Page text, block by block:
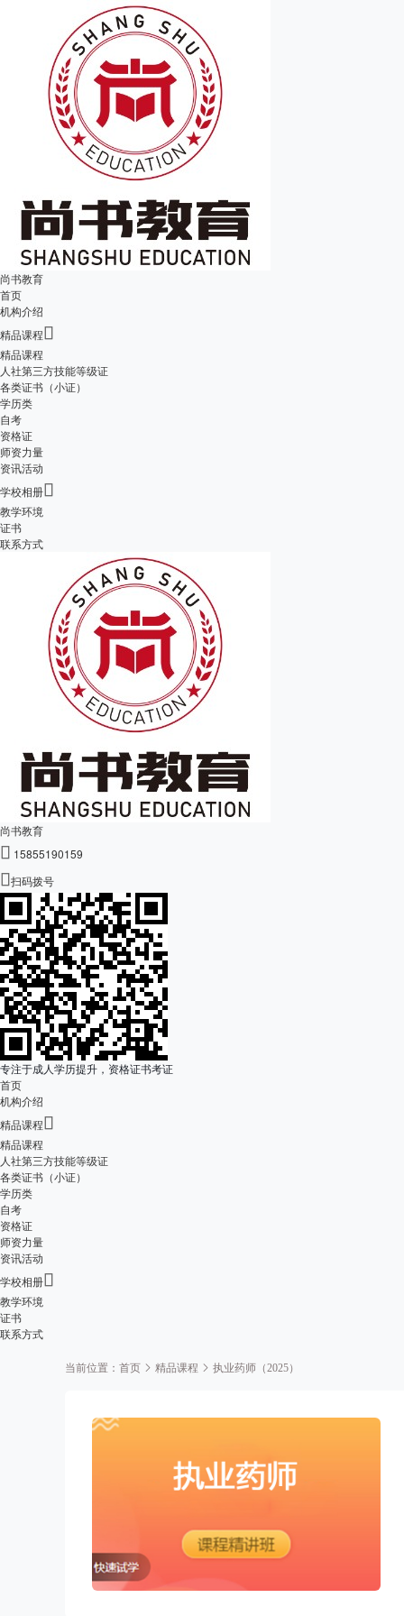
尚书教育
首页
机构介绍
精品课程
精品课程
人社第三方技能等级证
各类证书（小证）
学历类
自考
资格证
师资力量
资讯活动
学校相册
教学环境
证书
联系方式
尚书教育
 15855190159
扫码拨号
专注于成人学历提升，资格证书考证
首页
机构介绍
精品课程
精品课程
人社第三方技能等级证
各类证书（小证）
学历类
自考
资格证
师资力量
资讯活动
学校相册
教学环境
证书
联系方式
当前位置： 首页 精品课程 执业药师（2025）